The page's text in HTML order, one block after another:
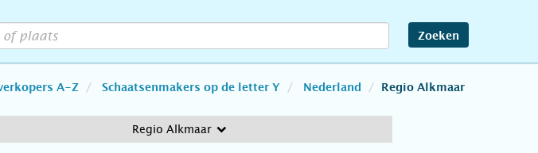
Zoeken
A-Z Schaatsenmakers op de letter Y Nederland Regio Alkmaar
Regio Alkmaar